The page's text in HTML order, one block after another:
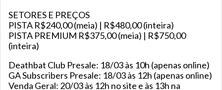
SETORES E PREÇOS
PISTA R$240,00 (meia) | R$480,00 (inteira)
PISTA PREMIUM R$375,00 (meia) | R$750,00
(inteira)
Deathbat Club Presale: 18/03 às 10h (apenas online)
GA Subscribers Presale: 18/03 às 12h (apenas online)
Venda Geral: 20/03 às 12h no site e às 13h na